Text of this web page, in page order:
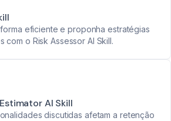
eficiente e proponha estratégias
com o Risk Assessor AI Skill.
AI Skill
discutidas afetam a retenção